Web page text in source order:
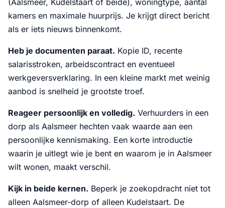
(Aalsmeer, Kudelstaart of beide), woningtype, aantal
kamers en maximale huurprijs. Je krijgt direct bericht
als er iets nieuws binnenkomt.
Heb je documenten paraat. Kopie ID, recente
salarisstroken, arbeidscontract en eventueel
werkgeversverklaring. In een kleine markt met weinig
aanbod is snelheid je grootste troef.
Reageer persoonlijk en volledig. Verhuurders in een
dorp als Aalsmeer hechten vaak waarde aan een
persoonlijke kennismaking. Een korte introductie
waarin je uitlegt wie je bent en waarom je in Aalsmeer
wilt wonen, maakt verschil.
Kijk in beide kernen. Beperk je zoekopdracht niet tot
alleen Aalsmeer-dorp of alleen Kudelstaart. De